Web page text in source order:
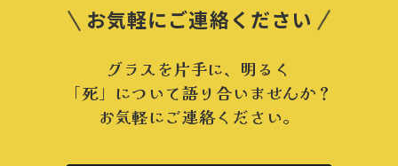
お気軽にご連絡ください
グラスを片手に、明るく
「死」について語り合いませんか？
お気軽にご連絡ください。